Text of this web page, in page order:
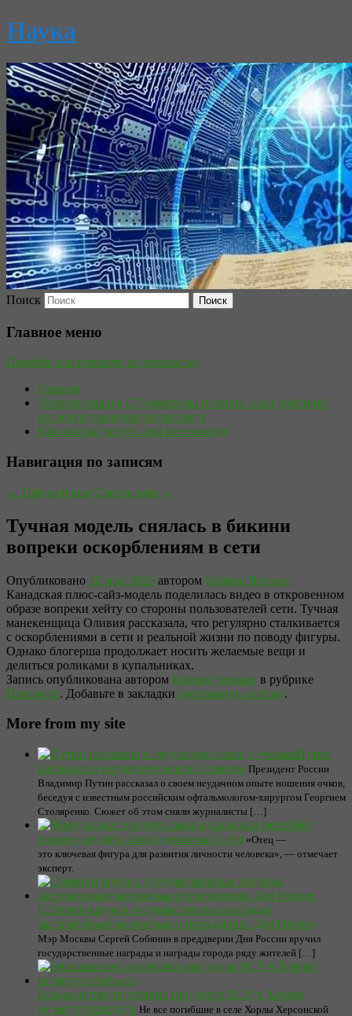
Наука
Поиск
Главное меню
Перейти к основному содержимому
Главная
Yomiuri: страны G7 намерены принять план действий
по искусственному интеллекту
Как быстро уснуть при бессоннице
Навигация по записям
← Предыдущая Следующая →
Тучная модель снялась в бикини
вопреки оскорблениям в сети
Опубликовано 21 мая, 2023 автором Карина Черных
Канадская плюс-сайз-модель поделилась видео в откровенном
образе вопреки хейту со стороны пользователей сети. Тучная
манекенщица Оливия рассказала, что регулярно сталкивается
с оскорблениями в сети и реальной жизни по поводу фигуры.
Однако блогерша продолжает носить желаемые вещи и
делиться роликами в купальниках.
Запись опубликована автором Карина Черных в рубрике
Ценности. Добавьте в закладки постоянную ссылку.
More from my site
Путин
рассказал о неудачном опыте с очками Президент России
Владимир Путин рассказал о своем неудачном опыте ношения очков,
беседуя с известным российским офтальмологом-хирургом Георгием
Столяренко. Сюжет об этом сняли журналисты […]
Чему
должен научить сына идеальный отец «Отец —
это ключевая фигура для развития личности человека», — отмечает
эксперт.
Собянин вручил государственные награды
заслуженным москвичам в преддверии Дня России
Мэр Москвы Сергей Собянин в преддверии Дня России вручил
государственные награды и награды города ряду жителей […]
Большинство погибших при ударе ВСУ в Хорлах
не могут опознать Не все погибшие в селе Хорлы Херсонской